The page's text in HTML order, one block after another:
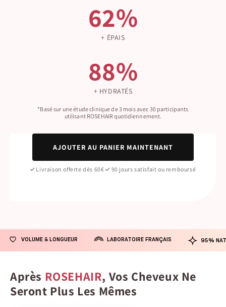
62%
+ ÉPAIS
88%
+ HYDRATÉS
*Basé sur une étude clinique de 3 mois avec 30 participants
utilisant ROSEHAIR quotidiennement.
AJOUTER AU PANIER MAINTENANT
Livraison offerte dès 60€ 90 jours satisfait ou remboursé
VOLUME & LONGUEUR LABORATOIRE FRANÇAIS 95%
Après ROSEHAIR, Vos Cheveux Ne
Seront Plus Les Mêmes